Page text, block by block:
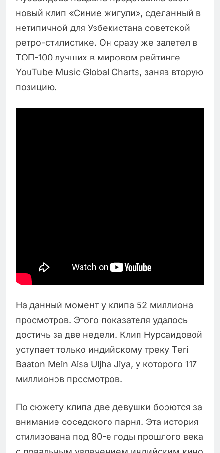
новый клип «Синие жигули», сделанный в
нетипичной для Узбекистана советской
ретро-стилистике. Он сразу же залетел в
ТОП-100 лучших в мировом рейтинге
YouTube Music Global Charts, заняв вторую
позицию.
На данный момент у клипа 52 миллиона
просмотров. Этого показателя удалось
достичь за две недели. Клип Нурсаидовой
уступает только индийскому треку Teri
Baaton Mein Aisa Uljha Jiya, у которого 117
миллионов просмотров.
По сюжету клипа две девушки борются за
внимание соседского парня. Эта история
стилизована под 80-е годы прошлого века